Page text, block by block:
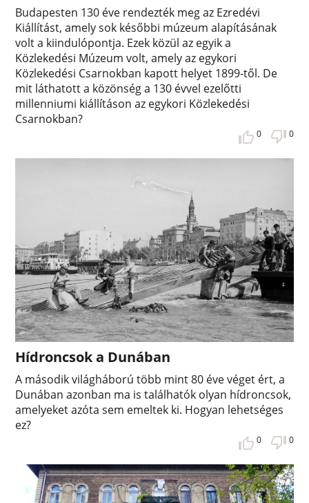
Budapesten 130 éve rendezték meg az Ezredévi
Kiállítást, amely sok későbbi múzeum alapításának
volt a kiindulópontja. Ezek közül az egyik a
Közlekedési Múzeum volt, amely az egykori
Közlekedési Csarnokban kapott helyet 1899-től. De
mit láthatott a közönség a 130 évvel ezelőtti
millenniumi kiállításon az egykori Közlekedési
Csarnokban?
0 0
Hídroncsok a Dunában
A második világháború több mint 80 éve véget ért, a
Dunában azonban ma is találhatók olyan hídroncsok,
amelyeket azóta sem emeltek ki. Hogyan lehetséges
ez?
0 0